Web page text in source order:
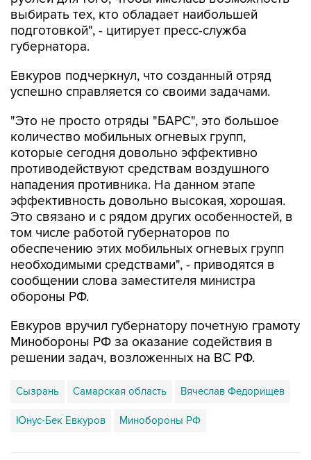
выбирать тех, кто обладает наибольшей
подготовкой", - цитирует пресс-служба
губернатора.
Евкуров подчеркнул, что созданный отряд
успешно справляется со своими задачами.
"Это не просто отряды "БАРС", это большое
количество мобильных огневых групп,
которые сегодня довольно эффективно
противодействуют средствам воздушного
нападения противника. На данном этапе
эффективность довольно высокая, хорошая.
Это связано и с рядом других особенностей, в
том числе работой губернаторов по
обеспечению этих мобильных огневых групп
необходимыми средствами", - приводятся в
сообщении слова заместителя министра
обороны РФ.
Евкуров вручил губернатору почетную грамоту
Минобороны РФ за оказание содействия в
решении задач, возложенных на ВС РФ.
Сызрань Самарская область Вячеслав Федорищев
Юнус-Бек Евкуров Минобороны РФ